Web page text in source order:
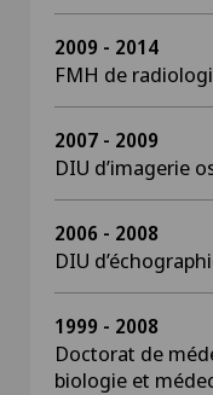
2009 - 2014
FMH de
2007 - 2009
DIU d’imagerie
2006 - 2008
DIU
1999 - 2008
Doctorat de
biologie et